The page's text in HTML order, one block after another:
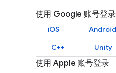
使用 Google 账号登录
iOS Android
C++
Unity
使用 Apple 账号登录